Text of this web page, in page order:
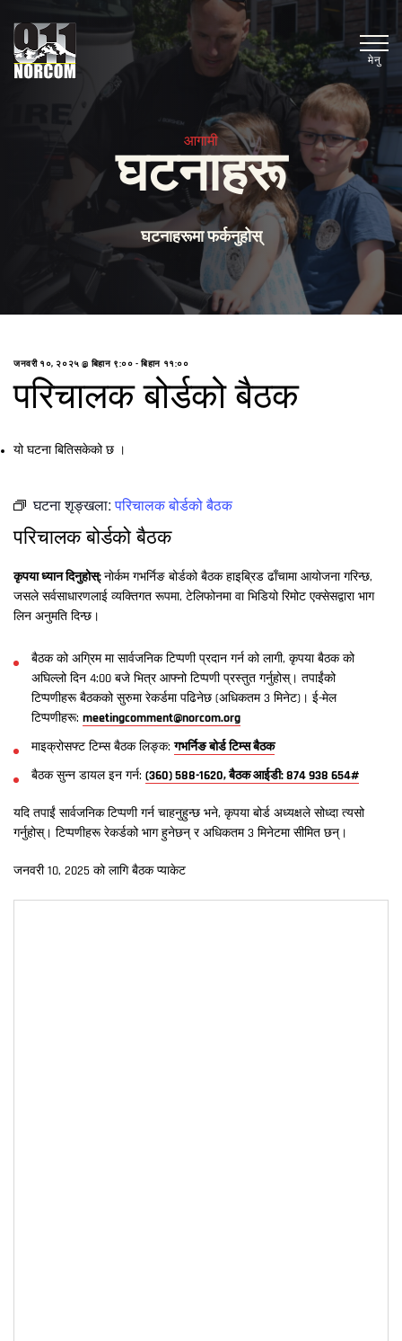
मेनु
आगामी
घटनाहरू
घटनाहरूमा फर्कनुहोस्
जनवरी १०, २०२५ @ बिहान ९:०० -बिहान ११:००
परिचालक बोर्डको बैठक
यो घटना बितिसकेको छ ।
घटना शृङ्खला:परिचालक बोर्डको बैठक
परिचालक बोर्डको बैठक
कृपया ध्यान दिनुहोस्: नोर्कम गभर्निङ बोर्डको बैठक हाइब्रिड ढाँचामा आयोजना गरिन्छ,
जसले सर्वसाधारणलाई व्यक्तिगत रूपमा, टेलिफोनमा वा भिडियो रिमोट एक्सेसद्वारा भाग
लिन अनुमति दिन्छ।
बैठक को अग्रिम मा सार्वजनिक टिप्पणी प्रदान गर्न को लागी, कृपया बैठक को
अघिल्लो दिन 4:00 बजे भित्र आफ्नो टिप्पणी प्रस्तुत गर्नुहोस्। तपाईंको
टिप्पणीहरू बैठकको सुरुमा रेकर्डमा पढिनेछ (अधिकतम 3 मिनेट)। ई-मेल
टिप्पणीहरू: meetingcomment@norcom.org
माइक्रोसफ्ट टिम्स बैठक लिङ्क:गभर्निङ बोर्ड टिम्स बैठक
बैठक सुन्न डायल इन गर्न: (360) 588-1620, बैठक आईडी: 874 938 654#
यदि तपाईं सार्वजनिक टिप्पणी गर्न चाहनुहुन्छ भने, कृपया बोर्ड अध्यक्षले सोध्दा त्यसो
गर्नुहोस्। टिप्पणीहरू रेकर्डको भाग हुनेछन् र अधिकतम 3 मिनेटमा सीमित छन्।
जनवरी 10, 2025 को लागि बैठक प्याकेट